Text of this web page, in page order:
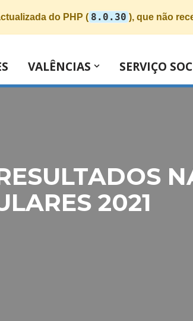
do PHP ( 8.0.30 ), que não
VALÊNCIAS SERVIÇO
2021